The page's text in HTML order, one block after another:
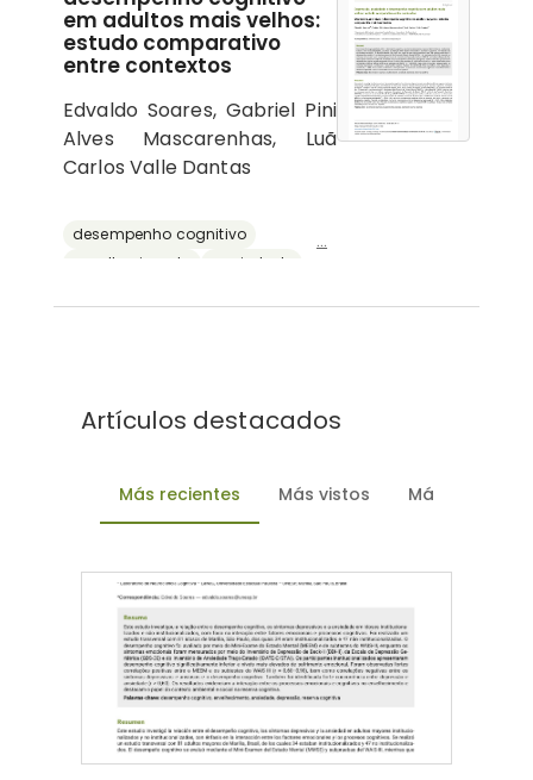
em adultos mais velhos:
estudo comparativo
entre contextos
Edvaldo Soares, Gabriel Pini
Alves Mascarenhas, Luã
Carlos Valle Dantas
desempenho cognitivo
envelhecimento
ansiedade
...
Artículos destacados
Más recientes Más vistos Más